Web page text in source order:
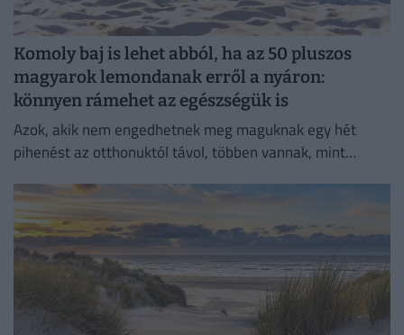
Komoly baj is lehet abból, ha az 50 pluszos
magyarok lemondanak erről a nyáron:
könnyen rámehet az egészségük is
Azok, akik nem engedhetnek meg maguknak egy hét
pihenést az otthonuktól távol, többen vannak, mint